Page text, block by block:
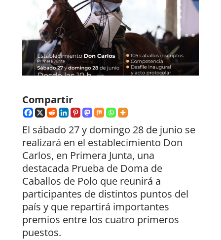
Compartir
El sábado 27 y domingo 28 de junio se
realizará en el establecimiento Don
Carlos, en Primera Junta, una
destacada Prueba de Doma de
Caballos de Polo que reunirá a
participantes de distintos puntos del
país y que repartirá importantes
premios entre los cuatro primeros
puestos.